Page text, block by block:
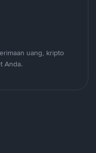
uang, kripto
Anda.